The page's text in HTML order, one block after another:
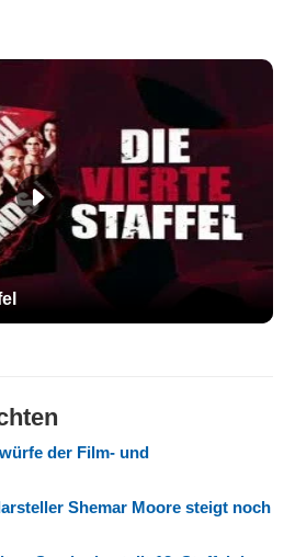
der Film- und
Shemar Moore steigt noch